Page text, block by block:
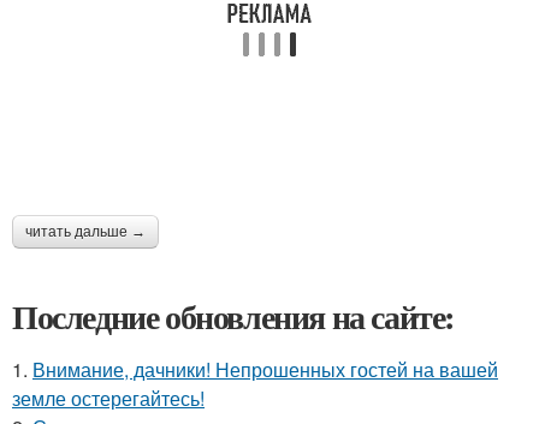
читать дальше →
Последние обновления на сайте:
1. Внимание, дачники! Непрошенных гостей на вашей
земле остерегайтесь!